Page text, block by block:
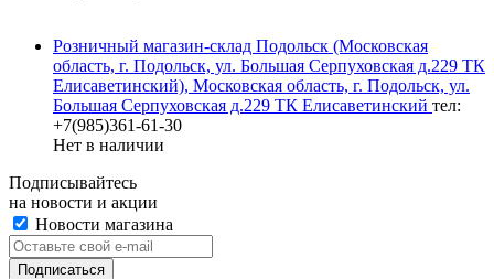
Розничный магазин-склад Подольск (Московская
область, г. Подольск, ул. Большая Серпуховская д.229 ТК
Елисаветинский), Московская область, г. Подольск, ул.
Большая Серпуховская д.229 ТК Елисаветинский тел:
+7(985)361-61-30
Нет в наличии
Подписывайтесь
на новости и акции
Новости магазина